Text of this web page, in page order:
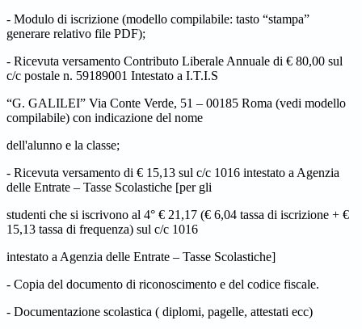
- Modulo di iscrizione (modello compilabile: tasto “stampa”
generare relativo file PDF);
- Ricevuta versamento Contributo Liberale Annuale di € 80,00 sul
c/c postale n. 59189001 Intestato a I.T.I.S
“G. GALILEI” Via Conte Verde, 51 – 00185 Roma (vedi modello
compilabile) con indicazione del nome
dell'alunno e la classe;
- Ricevuta versamento di € 15,13 sul c/c 1016 intestato a Agenzia
delle Entrate – Tasse Scolastiche [per gli
studenti che si iscrivono al 4° € 21,17 (€ 6,04 tassa di iscrizione + €
15,13 tassa di frequenza) sul c/c 1016
intestato a Agenzia delle Entrate – Tasse Scolastiche]
- Copia del documento di riconoscimento e del codice fiscale.
- Documentazione scolastica ( diplomi, pagelle, attestati ecc)